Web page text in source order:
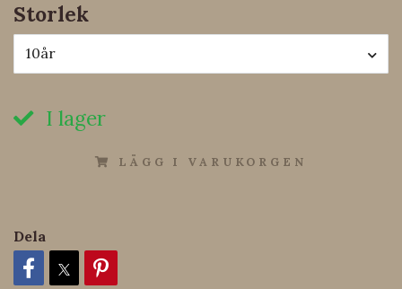
Storlek
10år
I lager
LÄGG I VARUKORGEN
Dela